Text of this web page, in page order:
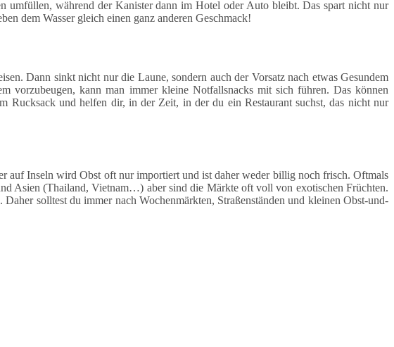
umfüllen, während der Kanister dann im Hotel oder Auto bleibt. Das spart nicht nur
dem Wasser gleich einen ganz anderen Geschmack!
Dann sinkt nicht nur die Laune, sondern auch der Vorsatz nach etwas Gesundem
vorzubeugen, kann man immer kleine Notfallsnacks mit sich führen. Das können
Rucksack und helfen dir, in der Zeit, in der du ein Restaurant suchst, das nicht nur
auf Inseln wird Obst oft nur importiert und ist daher weder billig noch frisch. Oftmals
Asien (Thailand, Vietnam…) aber sind die Märkte oft voll von exotischen Früchten.
solltest du immer nach Wochenmärkten, Straßenständen und kleinen Obst-und-